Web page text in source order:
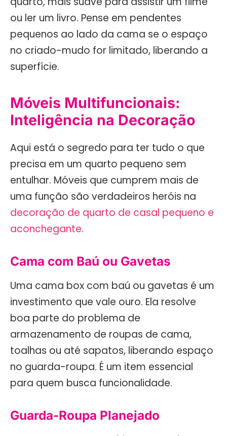
ou ler um livro. Pense em pendentes
pequenos ao lado da cama se o espaço
no criado-mudo for limitado, liberando a
superfície.
Móveis Multifuncionais:
Inteligência na Decoração
Aqui está o segredo para ter tudo o que
precisa em um quarto pequeno sem
entulhar. Móveis que cumprem mais de
uma função são verdadeiros heróis na
decoração de quarto de casal pequeno e
aconchegante.
Cama com Baú ou Gavetas
Uma cama box com baú ou gavetas é um
investimento que vale ouro. Ela resolve
boa parte do problema de
armazenamento de roupas de cama,
toalhas ou até sapatos, liberando espaço
no guarda-roupa. É um item essencial
para quem busca funcionalidade.
Guarda-Roupa Planejado